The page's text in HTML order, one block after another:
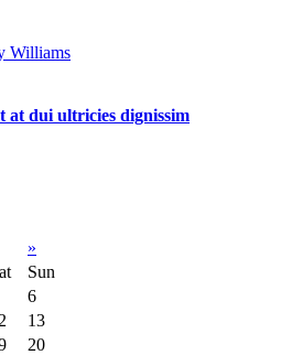
Williams
at dui ultricies dignissim
»
Sun
6
13
20